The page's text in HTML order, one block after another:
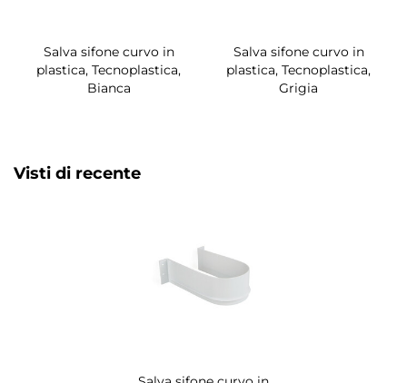
Salva sifone curvo in
plastica, Tecnoplastica,
Bianca
Salva sifone curvo in
plastica, Tecnoplastica,
Grigia
Visti di recente